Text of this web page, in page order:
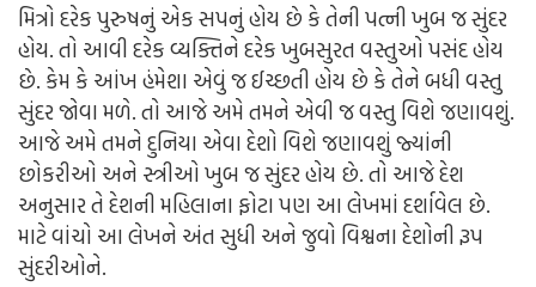
મિત્રો દરેક પુરુષનું એક સપનું હોય છે કે તેની પત્ની ખુબ જ સુંદર
હોય. તો આવી દરેક વ્યક્તિને દરેક ખુબસુરત વસ્તુઓ પસંદ હોય
છે. કેમ કે આંખ હંમેશા એવું જ ઈચ્છતી હોય છે કે તેને બધી વસ્તુ
સુંદર જોવા મળે. તો આજે અમે તમને એવી જ વસ્તુ વિશે જણાવશું.
આજે અમે તમને દુનિયા એવા દેશો વિશે જણાવશું જ્યાંની
છોકરીઓ અને સ્ત્રીઓ ખુબ જ સુંદર હોય છે. તો આજે દેશ
અનુસાર તે દેશની મહિલાના ફોટા પણ આ લેખમાં દર્શાવેલ છે.
માટે વાંચો આ લેખને અંત સુધી અને જુવો વિશ્વના દેશોની રૂપ
સુંદરીઓને.